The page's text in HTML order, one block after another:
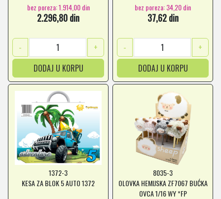
bez poreza: 1.914,00 din
2.296,80 din
-
+
DODAJ U KORPU
bez poreza: 34,20 din
37,62 din
-
+
DODAJ U KORPU
1372-3
KESA ZA BLOK 5 AUTO 1372
8035-3
OLOVKA HEMIJSKA ZF7067 BUĆKA
OVCA 1/16 WY *FP